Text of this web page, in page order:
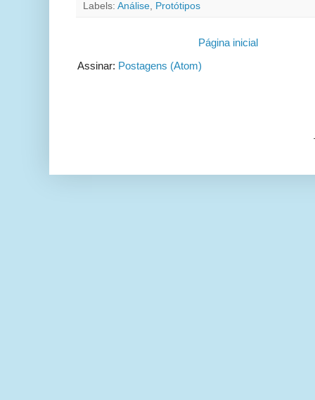
Labels: Análise, Protótipos
Página inicial
Assinar: Postagens (Atom)